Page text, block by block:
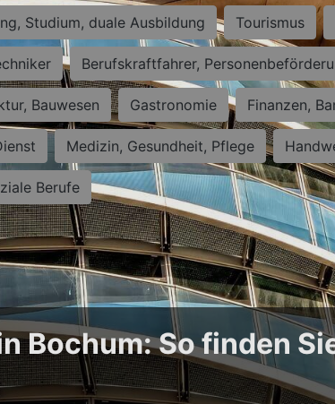
Studium, duale Ausbildung Tourismus
Berufskraftfahrer,
Bauwesen Gastronomie Finanzen,
Medizin, Gesundheit, Pflege
Berufe
Bochum: So finden